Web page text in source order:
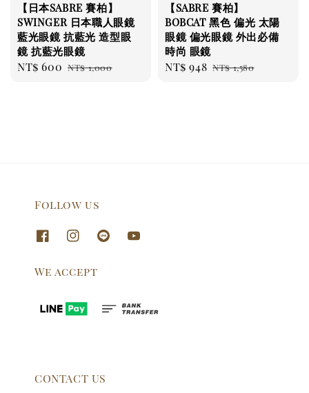
【日本SABRE 賽柏】
SWINGER 日本職人眼鏡
藍光眼鏡 抗藍光 造型眼
鏡 抗藍光眼鏡
Sale
NT$ 600 Regular
NT$ 1,000
【SABRE 賽柏】
BOBCAT 黑色 偏光 太陽
眼鏡 偏光眼鏡 外出必備
時尚 眼鏡
Sale
NT$ 948 Regular
NT$ 1,580
Follow us
We accept
CONTACT US